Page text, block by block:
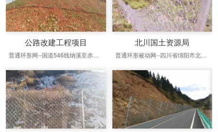
公路改建工程项目 北川国土资源局
普通环形被动网--四川省绵阳市北川擂鼓镇麻柳湾防护网工程--北川国土资源局​